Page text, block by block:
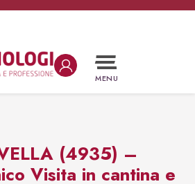
MENU
(4935) –
Visita in cantina e